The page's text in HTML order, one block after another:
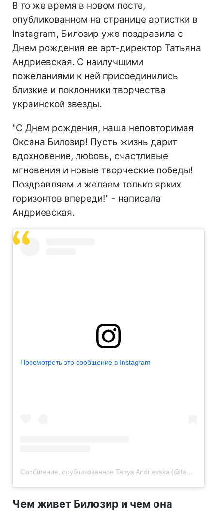
В то же время в новом посте,
опубликованном на странице артистки в
Instagram, Билозир уже поздравила с
Днем рождения ее арт-директор Татьяна
Андриевская. С наилучшими
пожеланиями к ней присоединились
близкие и поклонники творчества
украинской звезды.
"С Днем рождения, наша неповторимая
Оксана Билозир! Пусть жизнь дарит
вдохновение, любовь, счастливые
мгновения и новые творческие победы!
Поздравляем и желаем только ярких
горизонтов впереди!" - написала
Андриевская.
Просмотреть это сообщение в Instagram
Сообщение, опубликованное Tanya Andrievska (@tanyaandrievska)
Чем живет Билозир и чем она